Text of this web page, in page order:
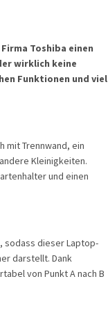
Toshiba einen
wirklich keine
Funktionen und viel
mit Trennwand, ein
Kleinigkeiten.
und einen
sodass dieser Laptop-
darstellt. Dank
von Punkt A nach B